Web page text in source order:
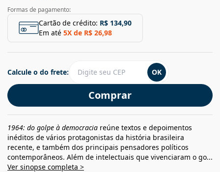
Formas de pagamento:
Cartão de crédito: R$ 134,90
Em até 5X de R$ 26,98
Comprar
Calcule o do frete: OK
1964: do golpe à democracia reúne textos e depoimentos
inéditos de vários protagonistas da história brasileira
recente, e também dos principais pensadores políticos
contemporâneos. Além de intelectuais que vivenciaram o go...
Ver sinopse completa >